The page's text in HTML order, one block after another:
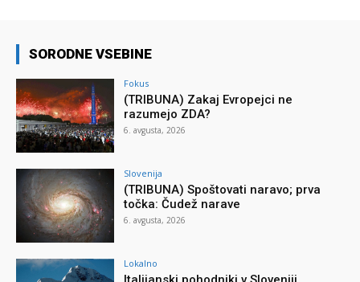
SORODNE VSEBINE
Fokus
(TRIBUNA) Zakaj Evropejci ne
razumejo ZDA?
6. avgusta, 2026
Slovenija
(TRIBUNA) Spoštovati naravo; prva
točka: Čudež narave
6. avgusta, 2026
Lokalno